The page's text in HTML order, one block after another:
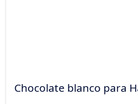
Chocolate blanco para